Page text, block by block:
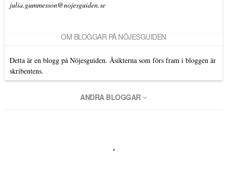
julia.gummesson@nojesguiden.se
OM BLOGGAR PÅ NÖJESGUIDEN
Detta är en blogg på Nöjesguiden. Åsikterna som förs fram i bloggen är
skribentens.
ANDRA BLOGGAR